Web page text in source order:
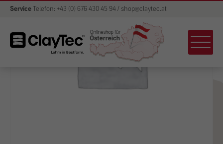
Service Telefon: +43 (0) 676 430 45 94 / shop@claytec.at